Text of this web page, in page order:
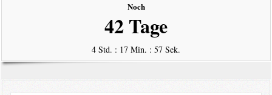
Noch
42 Tage
4 Std. : 17 Min. : 57 Sek.